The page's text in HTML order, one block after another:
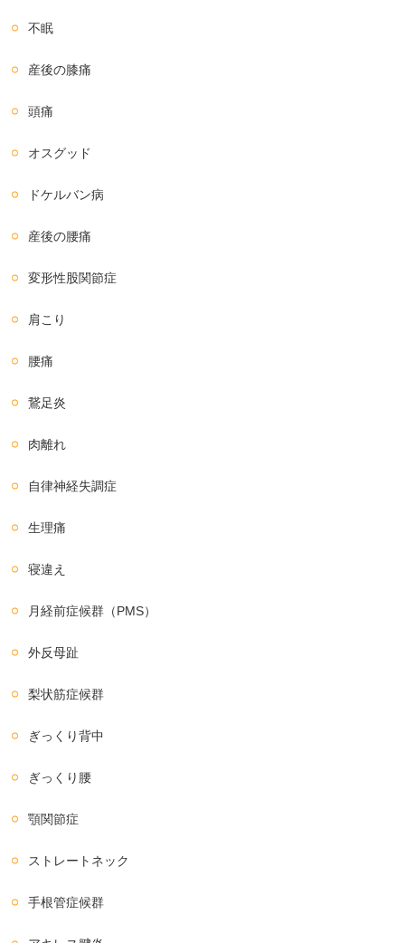
不眠
産後の膝痛
頭痛
オスグッド
ドケルバン病
産後の腰痛
変形性股関節症
肩こり
腰痛
鵞足炎
肉離れ
自律神経失調症
生理痛
寝違え
月経前症候群（PMS）
外反母趾
梨状筋症候群
ぎっくり背中
ぎっくり腰
顎関節症
ストレートネック
手根管症候群